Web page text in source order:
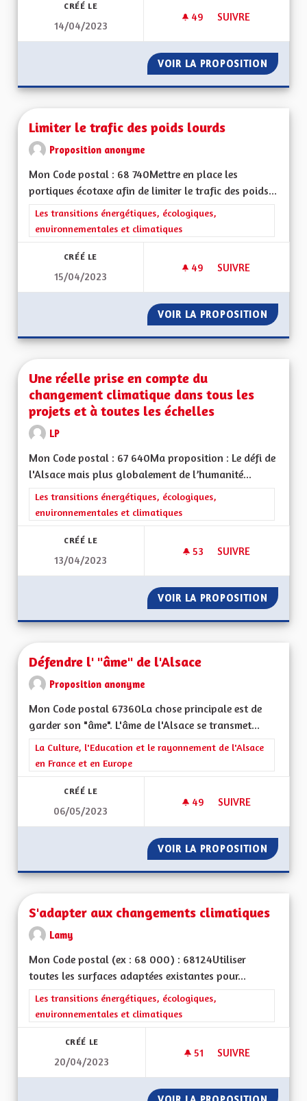
CRÉÉ LE
14/04/2023
49 49 ABONNÉS
SUIVRE
VOIR LA PROPOSITION LE
Limiter le trafic des poids lourds
Proposition anonyme
Mon Code postal : 68 740Mettre en place les
portiques écotaxe afin de limiter le trafic des poids...
Filtrer les résultats de la catégorie : Les transitions
Les transitions énergétiques, écologiques,
environnementales et climatiques
CRÉÉ LE
15/04/2023
49 49 ABONNÉS
SUIVRE
VOIR LA PROPOSITION
Une réelle prise en compte du
changement climatique dans tous les
projets et à toutes les échelles
LP
Mon Code postal : 67 640Ma proposition : Le défi de
l'Alsace mais plus globalement de l’humanité...
Filtrer les résultats de la catégorie : Les transitions
Les transitions énergétiques, écologiques,
environnementales et climatiques
CRÉÉ LE
13/04/2023
53 53 ABONNÉS
SUIVRE
VOIR LA PROPOSITION UNE
Défendre l' "âme" de l'Alsace
Proposition anonyme
Mon Code postal 67360La chose principale est de
garder son "âme". L'âme de l'Alsace se transmet...
Filtrer les résultats de la catégorie : La Culture, l'Education et
La Culture, l'Education et le rayonnement de l'Alsace
en France et en Europe
CRÉÉ LE
06/05/2023
49 49 ABONNÉS
SUIVRE
VOIR LA PROPOSITION
S'adapter aux changements climatiques
Lamy
Mon Code postal (ex : 68 000) : 68124Utiliser
toutes les surfaces adaptées existantes pour...
Filtrer les résultats de la catégorie : Les transitions
Les transitions énergétiques, écologiques,
environnementales et climatiques
CRÉÉ LE
20/04/2023
51 51 ABONNÉS
SUIVRE